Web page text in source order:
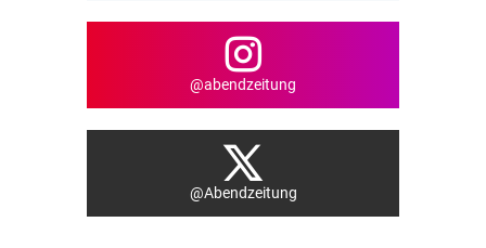
@abendzeitung
@Abendzeitung